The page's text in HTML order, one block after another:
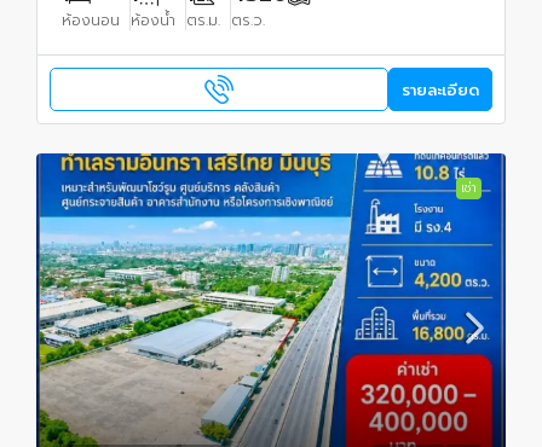
ห้องนอน ห้องน้ำ ตร.ม. ตร.ว.
รายละเอียด
เช่า